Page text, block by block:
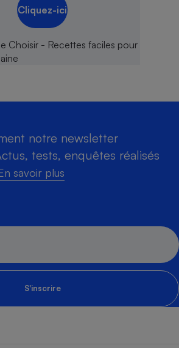
Cliquez-ici
notre newsletter
tests, enquêtes réalisés
savoir plus
S'inscrire